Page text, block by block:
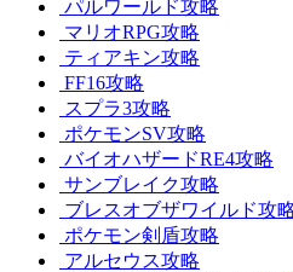
パルワールド攻略
マリオRPG攻略
ティアキン攻略
FF16攻略
スプラ3攻略
ポケモンSV攻略
バイオハザードRE4攻略
サンブレイク攻略
ブレスオブザワイルド攻
ポケモン剣盾攻略
アルセウス攻略